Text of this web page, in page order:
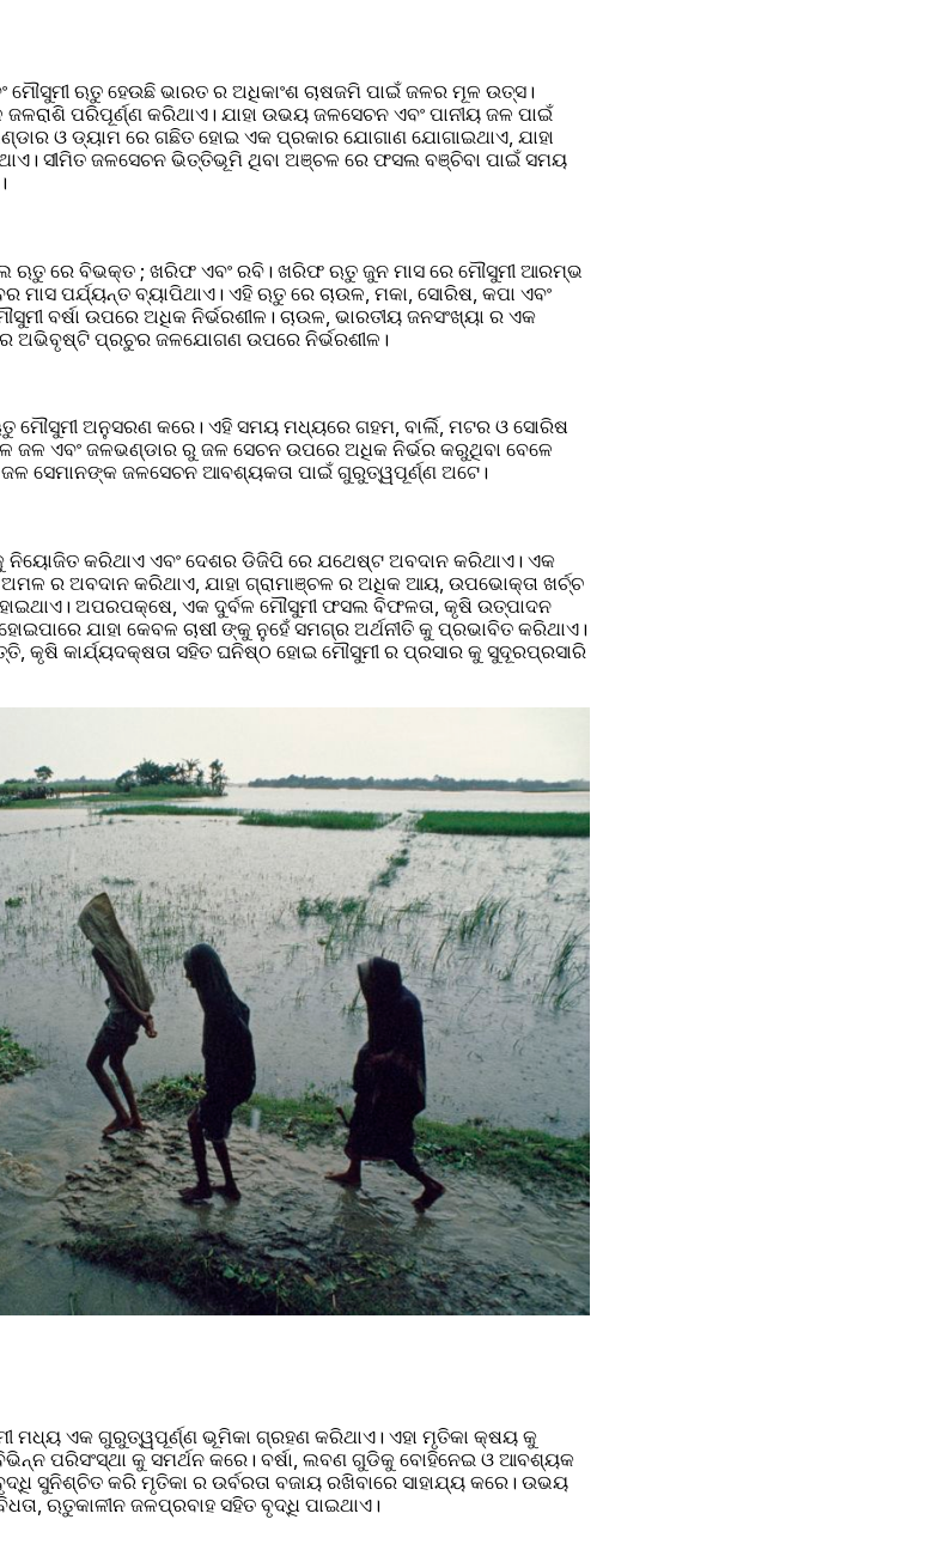
ଋତୁ ହେଉଛି ଭାରତ ର ଅଧିକାଂଶ ଚାଷଜମି ପାଇଁ ଜଳର ମୂଳ ଉତ୍ସ।
ଜଳରାଶି ପରିପୂର୍ଣ୍ଣ କରିଥାଏ। ଯାହା ଉଭୟ ଜଳସେଚନ ଏବଂ ପାନୀୟ ଜଳ ପାଇଁ
ଓ ଡ୍ୟାମ ରେ ଗଛିତ ହୋଇ ଏକ ପ୍ରକାର ଯୋଗାଣ ଯୋଗାଇଥାଏ, ଯାହା
ସୀମିତ ଜଳସେଚନ ଭିତ୍ତିଭୂମି ଥିବା ଅଞ୍ଚଳ ରେ ଫସଲ ବଞ୍ଚିବା ପାଇଁ ସମୟ
ଋତୁ ରେ ବିଭକ୍ତ ; ଖରିଫ ଏବଂ ରବି। ଖରିଫ ଋତୁ ଜୁନ ମାସ ରେ ମୌସୁମୀ ଆରମ୍ଭ
ପର୍ଯ୍ୟନ୍ତ ବ୍ୟାପିଥାଏ। ଏହି ଋତୁ ରେ ଚାଉଳ, ମକା, ସୋରିଷ, କପା ଏବଂ
ବର୍ଷା ଉପରେ ଅଧିକ ନିର୍ଭରଶୀଳ। ଚାଉଳ, ଭାରତୀୟ ଜନସଂଖ୍ୟା ର ଏକ
ଅଭିବୃଷ୍ଟି ପ୍ରଚୁର ଜଳଯୋଗଣ ଉପରେ ନିର୍ଭରଶୀଳ।
ମୌସୁମୀ ଅନୁସରଣ କରେ। ଏହି ସମୟ ମଧ୍ୟରେ ଗହମ, ବାର୍ଲି, ମଟର ଓ ସୋରିଷ
ଜଳ ଏବଂ ଜଳଭଣ୍ଡାର ରୁ ଜଳ ସେଚନ ଉପରେ ଅଧିକ ନିର୍ଭର କରୁଥିବା ବେଳେ
ସେମାନଙ୍କ ଜଳସେଚନ ଆବଶ୍ୟକତା ପାଇଁ ଗୁରୁତ୍ୱପୂର୍ଣ୍ଣ ଅଟେ।
ନିୟୋଜିତ କରିଥାଏ ଏବଂ ଦେଶର ଡିଜିପି ରେ ଯଥେଷ୍ଟ ଅବଦାନ କରିଥାଏ। ଏକ
ର ଅବଦାନ କରିଥାଏ, ଯାହା ଗ୍ରାମାଞ୍ଚଳ ର ଅଧିକ ଆୟ, ଉପଭୋକ୍ତା ଖର୍ଚ୍ଚ
ଅପରପକ୍ଷେ, ଏକ ଦୁର୍ବଳ ମୌସୁମୀ ଫସଲ ବିଫଳତା, କୃଷି ଉତ୍ପାଦନ
ଯାହା କେବଳ ଚାଷୀ ଙ୍କୁ ନୁହେଁ ସମଗ୍ର ଅର୍ଥନୀତି କୁ ପ୍ରଭାବିତ କରିଥାଏ।
କୃଷି କାର୍ଯ୍ୟଦକ୍ଷତା ସହିତ ଘନିଷ୍ଠ ହୋଇ ମୌସୁମୀ ର ପ୍ରସାର କୁ ସୁଦୂରପ୍ରସାରି
ମଧ୍ୟ ଏକ ଗୁରୁତ୍ୱପୂର୍ଣ୍ଣ ଭୂମିକା ଗ୍ରହଣ କରିଥାଏ। ଏହା ମୃତିକା କ୍ଷୟ କୁ
ପରିସଂସ୍ଥା କୁ ସମର୍ଥନ କରେ। ବର୍ଷା, ଲବଣ ଗୁଡିକୁ ବୋହିନେଇ ଓ ଆବଶ୍ୟକ
କରି ମୃତିକା ର ଉର୍ବରତା ବଜାୟ ରଖିବାରେ ସାହାଯ୍ୟ କରେ। ଉଭୟ
ଋତୁକାଳୀନ ଜଳପ୍ରବାହ ସହିତ ବୃଦ୍ଧି ପାଇଥାଏ।